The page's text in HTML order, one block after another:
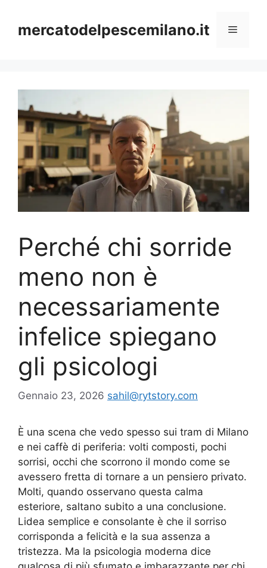
contenuto
mercatodelpescemilano.it Menu
Perché chi sorride
meno non è
necessariamente
infelice spiegano
gli psicologi
Gennaio 23, 2026 sahil@rytstory.com
È una scena che vedo spesso sui tram di Milano
e nei caffè di periferia: volti composti, pochi
sorrisi, occhi che scorrono il mondo come se
avessero fretta di tornare a un pensiero privato.
Molti, quando osservano questa calma
esteriore, saltano subito a una conclusione.
Lidea semplice e consolante è che il sorriso
corrisponda a felicità e la sua assenza a
tristezza. Ma la psicologia moderna dice